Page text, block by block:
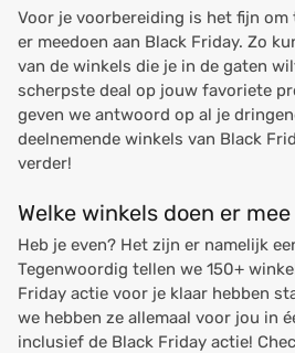
Voor je voorbereiding is het fijn om
er meedoen aan Black Friday. Zo
van de winkels die je in de gaten
scherpste deal op jouw favoriete
geven we antwoord op al je
deelnemende winkels van Black
verder!
Welke winkels doen er
Heb je even? Het zijn er namelijk
Tegenwoordig tellen we 150+
Friday actie voor je klaar hebben
we hebben ze allemaal voor jou in
inclusief de Black Friday actie!